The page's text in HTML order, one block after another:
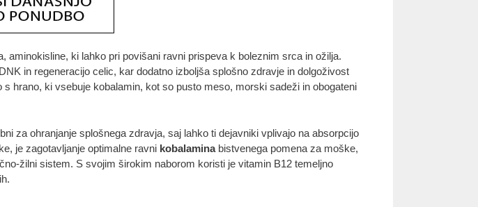
ki lahko pri povišani ravni prispeva k boleznim srca in ožilja.
in regeneracijo celic, kar dodatno izboljša splošno zdravje in dolgoživost
hrano, ki vsebuje kobalamin, kot so pusto meso, morski sadeži in obogateni
za ohranjanje splošnega zdravja, saj lahko ti dejavniki vplivajo na absorpcijo
je zagotavljanje optimalne ravni kobalaminabistvenega pomena za moške,
žilni sistem. S svojim širokim naborom koristi je vitamin B12 temeljno